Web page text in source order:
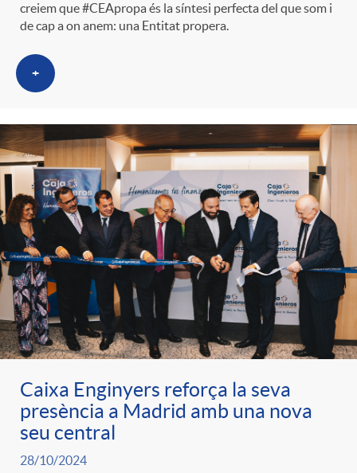
creiem que #CEApropa és la síntesi perfecta del que som i
de cap a on anem: una Entitat propera.
+
Caixa Enginyers reforça la seva
presència a Madrid amb una nova
seu central
28/10/2024